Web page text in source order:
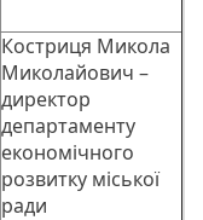
Костриця Микола
Миколайович –
директор
департаменту
економічного
розвитку міської
ради